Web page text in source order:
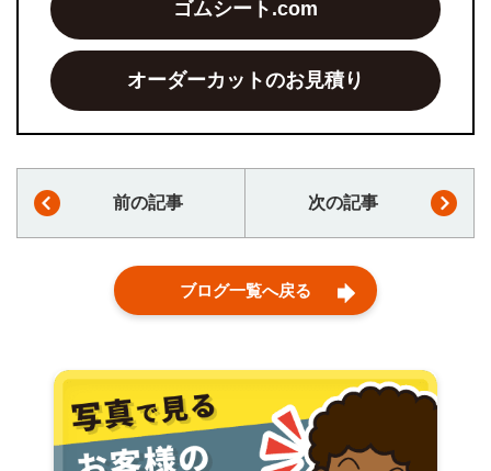
ゴムシート.com
オーダーカットのお見積り
前の記事 次の記事
ブログ一覧へ戻る